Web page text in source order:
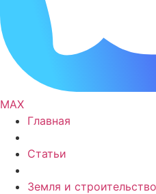
MAX
Главная
Статьи
Земля и строительство